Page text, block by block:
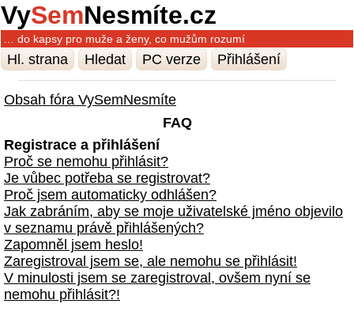
VySemNesmíte.cz
… do kapsy pro muže a ženy, co mužům rozumí
Hl. strana Hledat PC verze Přihlášení
Obsah fóra VySemNesmíte
FAQ
Registrace a přihlášení
Proč se nemohu přihlásit?
Je vůbec potřeba se registrovat?
Proč jsem automaticky odhlášen?
Jak zabráním, aby se moje uživatelské jméno objevilo
v seznamu právě přihlášených?
Zapomněl jsem heslo!
Zaregistroval jsem se, ale nemohu se přihlásit!
V minulosti jsem se zaregistroval, ovšem nyní se
nemohu přihlásit?!